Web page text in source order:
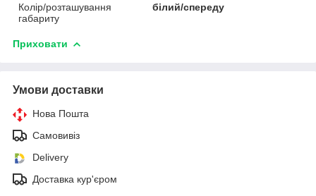
Колір/розташування
габариту
білий/спереду
Приховати
Умови доставки
Нова Пошта
Самовивіз
Delivery
Доставка кур'єром